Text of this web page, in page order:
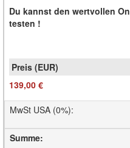
Du kannst den wertvollen
testen !
139,00 €
MwSt USA (0%):
Summe: